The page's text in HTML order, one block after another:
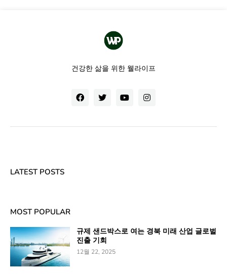
건강한 삶을 위한 웰라이프
LATEST POSTS
MOST POPULAR
규제 샌드박스로 여는 경북 미래 산업 글로벌
진출 기회
12월 22, 2025